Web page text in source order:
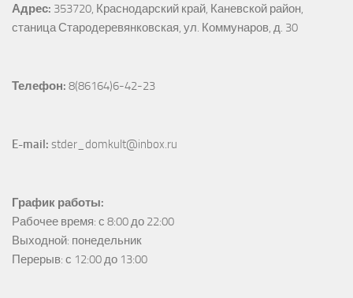
Адрес: 353720, Краснодарский край, Каневской район,
станица Стародеревянковская, ул. Коммунаров, д. 30
Телефон: 8(86164)6-42-23
E-mail: stder_domkult@inbox.ru
График работы:
Рабочее время: с 8:00 до 22:00
Выходной: понедельник
Перерыв: с 12:00 до 13:00